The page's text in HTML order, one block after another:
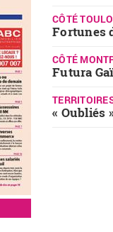
CÔTÉ
Fortunes
CÔTÉ
Futura
« Oubliés